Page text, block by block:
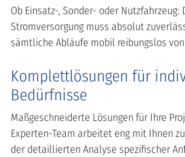
Ob Einsatz-, Sonder- oder Nutzfahrzeug:
Stromversorgung muss absolut
sämtliche Abläufe mobil reibungslos
Komplettlösungen für
Bedürfnisse
Maßgeschneiderte Lösungen für Ihre
Experten-Team arbeitet eng mit Ihnen
der detaillierten Analyse spezifischer